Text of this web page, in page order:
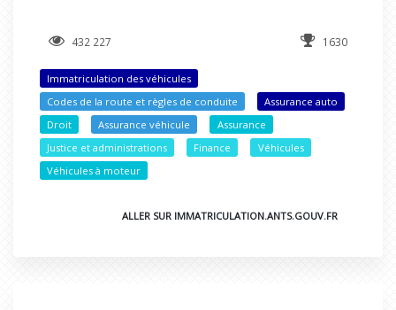
432 227 1630
Immatriculation des véhicules
Codes de la route et règles de conduite
Assurance auto
Droit
Assurance véhicule
Assurance
Justice et administrations
Finance
Véhicules
Véhicules à moteur
ALLER SUR IMMATRICULATION.ANTS.GOUV.FR